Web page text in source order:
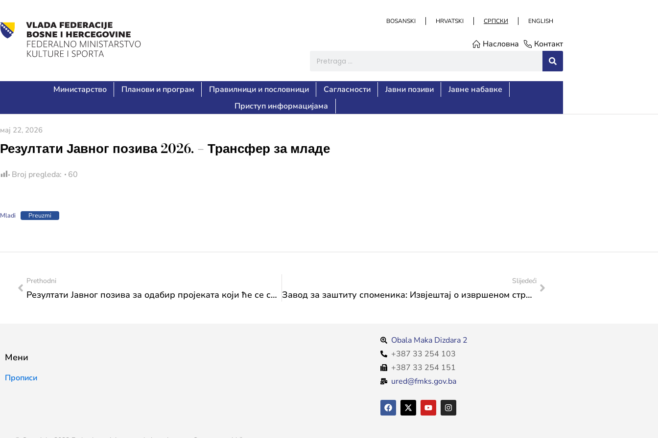
BOSANSKI HRVATSKI СРПСКИ ENGLISH
Насловна Контакт
Министарство Планови и програм Правилници и пословници Сагласности Јавни позиви
Јавне набавке
Приступ информацијама
мај 22, 2026
Резултати Јавног позива 2026. – Трансфер за младе
Broj pregleda: 60
Mladi Preuzmi
Prethodni
Резултати Јавног позива за одабир пројеката који ће се суфинансирати из Буџета ФБиХ у 2026. години-Трансфер за културу од значаја за Федерацију-Програм 1., потпрограм 1.1. Професионални музички, музичко-сценски, плесни и филмски фестивали
Slijedeći
Завод за заштиту споменика: Извјештај о извршеном стручном конзерваторском надзору над радовина ма фасади жупне цркве св. Миховила Арканђела у Варешу
Мени
Прописи
Obala Maka Dizdara 2
+387 33 254 103
+387 33 254 151
ured@fmks.gov.ba